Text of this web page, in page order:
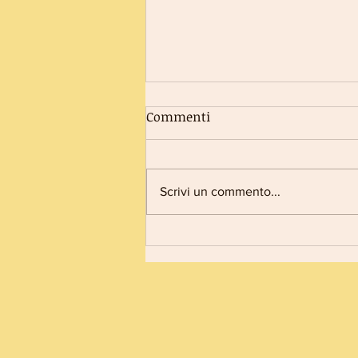
FIGLIO CHE ACCUDISCE PUO'
PRETENDERE UNA
Commenti
Scrivi un commento...